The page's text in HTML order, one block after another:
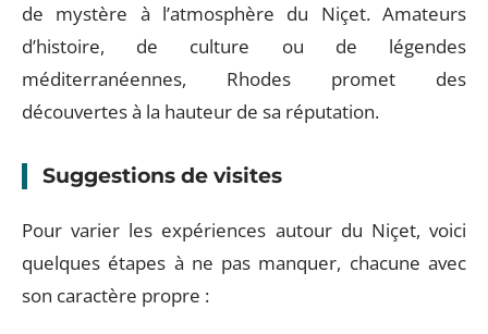
de mystère à l’atmosphère du Niçet. Amateurs
d’histoire, de culture ou de légendes
méditerranéennes, Rhodes promet des
découvertes à la hauteur de sa réputation.
Suggestions de visites
Pour varier les expériences autour du Niçet, voici
quelques étapes à ne pas manquer, chacune avec
son caractère propre :